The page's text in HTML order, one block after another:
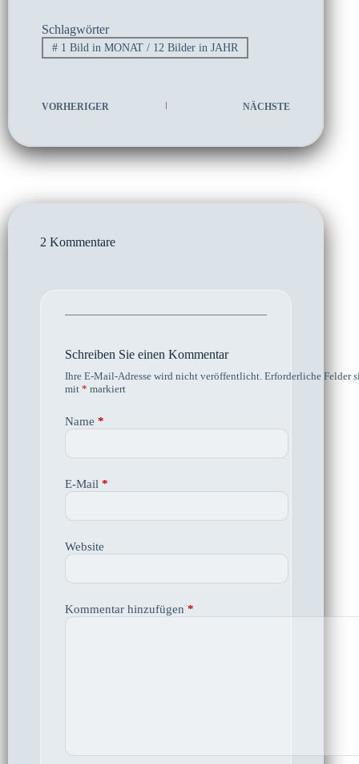
Schlagwörter
#1 Bild in MONAT / 12 Bilder in JAHR
VORHERIGER NÄCHSTE
2 Kommentare
Schreiben Sie einen Kommentar
Ihre E-Mail-Adresse wird nicht veröffentlicht. Erforderliche Felder
mit * markiert
Name *
E-Mail *
Website
Kommentar hinzufügen *